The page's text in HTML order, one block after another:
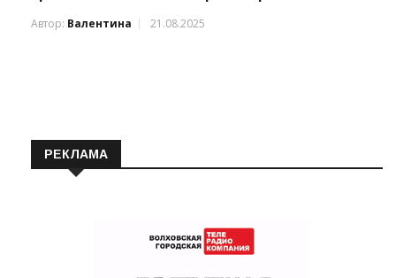
Автор: Валентина 21.08.2025
РЕКЛАМА